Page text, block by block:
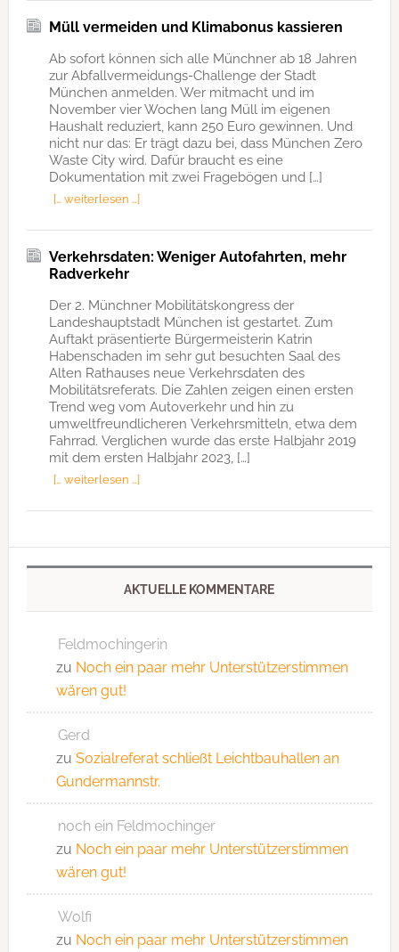
Müll vermeiden und Klimabonus kassieren
Ab sofort können sich alle Münchner ab 18 Jahren
zur Abfallvermeidungs-Challenge der Stadt
München anmelden. Wer mitmacht und im
November vier Wochen lang Müll im eigenen
Haushalt reduziert, kann 250 Euro gewinnen. Und
nicht nur das: Er trägt dazu bei, dass München Zero
Waste City wird. Dafür braucht es eine
Dokumentation mit zwei Fragebögen und […]
[… weiterlesen …]
Verkehrsdaten: Weniger Autofahrten, mehr
Radverkehr
Der 2. Münchner Mobilitätskongress der
Landeshauptstadt München ist gestartet. Zum
Auftakt präsentierte Bürgermeisterin Katrin
Habenschaden im sehr gut besuchten Saal des
Alten Rathauses neue Verkehrsdaten des
Mobilitätsreferats. Die Zahlen zeigen einen ersten
Trend weg vom Autoverkehr und hin zu
umweltfreundlicheren Verkehrsmitteln, etwa dem
Fahrrad. Verglichen wurde das erste Halbjahr 2019
mit dem ersten Halbjahr 2023, […]
[… weiterlesen …]
AKTUELLE KOMMENTARE
Feldmochingerin
zu Noch ein paar mehr Unterstützerstimmen
wären gut!
Gerd
zu Sozialreferat schließt Leichtbauhallen an
Gundermannstr.
noch ein Feldmochinger
zu Noch ein paar mehr Unterstützerstimmen
wären gut!
Wolfi
zu Noch ein paar mehr Unterstützerstimmen